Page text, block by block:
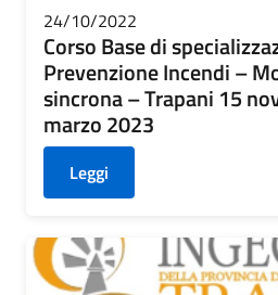
24/10/2022
Corso Base di
Prevenzione Incendi –
sincrona – Trapani 15
marzo 2023
Leggi